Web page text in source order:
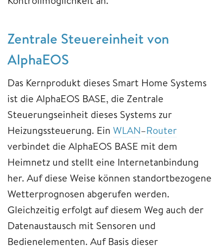
Zentrale Steuereinheit von
AlphaEOS
Das Kernprodukt dieses Smart Home Systems
ist die AlphaEOS BASE, die Zentrale
Steuerungseinheit dieses Systems zur
Heizungssteuerung. Ein WLAN–Router
verbindet die AlphaEOS BASE mit dem
Heimnetz und stellt eine Internetanbindung
her. Auf diese Weise können standortbezogene
Wetterprognosen abgerufen werden.
Gleichzeitig erfolgt auf diesem Weg auch der
Datenaustausch mit Sensoren und
Bedienelementen. Auf Basis dieser